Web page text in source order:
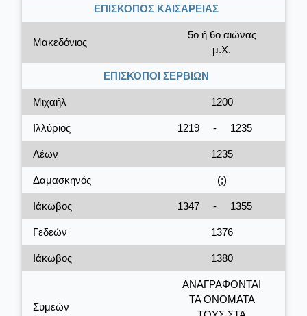
ΕΠΙΣΚΟΠΟΣ ΚΑΙΣΑΡΕΙΑΣ
Μακεδόνιος
5ο ή 6ο αιώνας
μ.Χ.
ΕΠΙΣΚΟΠΟΙ ΣΕΡΒΙΩΝ
Μιχαήλ 1200
Ιλλύριος 1219 - 1235
Λέων 1235
Δαμασκηνός (;)
Ιάκωβος 1347 - 1355
Γεδεών 1376
Ιάκωβος 1380
Συμεών
ΑΝΑΓΡΑΦΟΝΤΑΙ
ΤΑ ΟΝΟΜΑΤΑ